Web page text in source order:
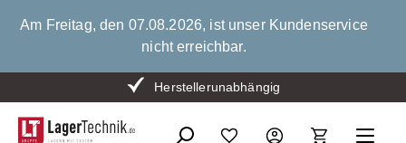
springen
Am Freitag, den 07.08.2026, ist unser Kundenservice
nicht erreichbar.
Bis zu 15 % Mengenrabatt
Herstellerunabhängig